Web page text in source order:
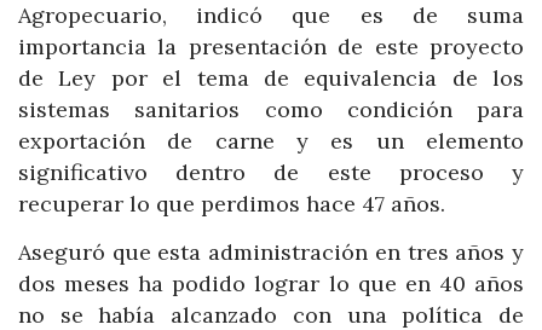
Agropecuario, indicó que es de suma
importancia la presentación de este proyecto
de Ley por el tema de equivalencia de los
sistemas sanitarios como condición para
exportación de carne y es un elemento
significativo dentro de este proceso y
recuperar lo que perdimos hace 47 años.
Aseguró que esta administración en tres años y
dos meses ha podido lograr lo que en 40 años
no se había alcanzado con una política de